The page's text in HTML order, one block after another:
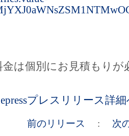
金は個別にお見積もりが
プレスリリース詳
前のリリース : 次